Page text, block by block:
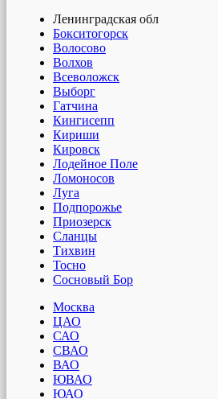
Ленинградская обл
Бокситогорск
Волосово
Волхов
Всеволожск
Выборг
Гатчина
Кингисепп
Кириши
Кировск
Лодейное Поле
Ломоносов
Луга
Подпорожье
Приозерск
Сланцы
Тихвин
Тосно
Сосновый Бор
Москва
ЦАО
САО
СВАО
ВАО
ЮВАО
ЮАО